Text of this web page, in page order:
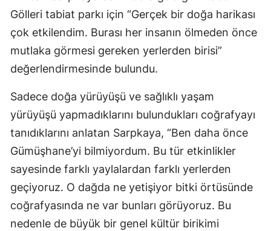
Gölleri tabiat parkı için “Gerçek bir doğa harikası
çok etkilendim. Burası her insanın ölmeden önce
mutlaka görmesi gereken yerlerden birisi”
değerlendirmesinde bulundu.
Sadece doğa yürüyüşü ve sağlıklı yaşam
yürüyüşü yapmadıklarını bulundukları coğrafyayı
tanıdıklarını anlatan Sarpkaya, “Ben daha önce
Gümüşhane’yi bilmiyordum. Bu tür etkinlikler
sayesinde farklı yaylalardan farklı yerlerden
geçiyoruz. O dağda ne yetişiyor bitki örtüsünde
coğrafyasında ne var bunları görüyoruz. Bu
nedenle de büyük bir genel kültür birikimi